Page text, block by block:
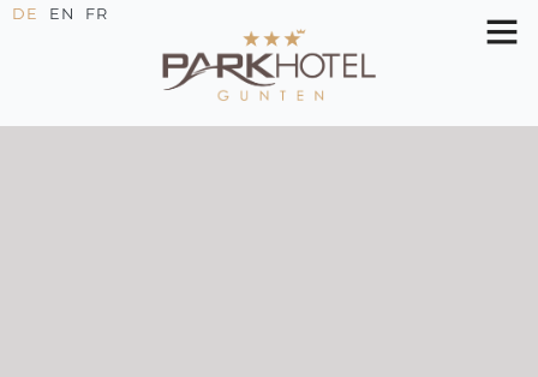
DE EN FR